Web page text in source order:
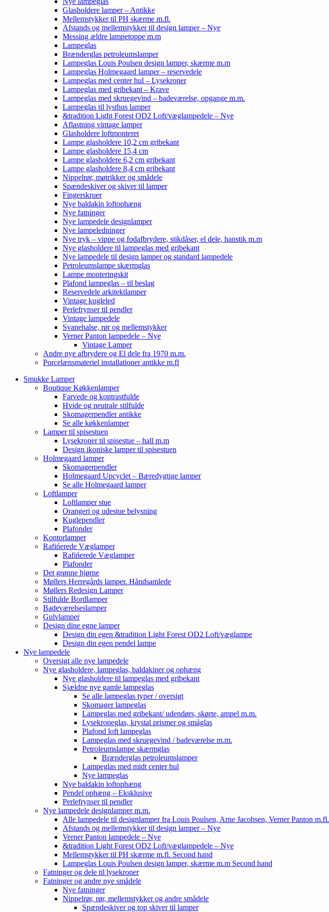
Glasholdere lamper – Antikke
Mellemstykker til PH skærme m.fl.
Afstands og mellemstykker til design lamper – Nye
Messing ældre lampetoppe m.m
Lampeglas
Brænderglas petroleumslamper
Lampeglas Louis Poulsen design lamper, skærme m.m
Lampeglas Holmegaard lamper – reservedele
Lampeglas med center hul – Lysekroner
Lampeglas med gribekant – Krave
Lampeglas med skruegevind – badeværelse, opgange m.m.
Lampeglas til lysthus lamper
&tradition Light Forest OD2 Loft/væglampedele – Nye
Aflastning vintage lamper
Glasholdere loftmonteret
Lampe glasholdere 10,2 cm gribekant
Lampe glasholdere 15,4 cm
Lampe glasholdere 6,2 cm gribekant
Lampe glasholdere 8,4 cm gribekant
Nippelrør, møtrikker og smådele
Spændeskiver og skiver til lamper
Fingerskruer
Nye baldakin loftophæng
Nye fatninger
Nye lampedele designlamper
Nye lampeledninger
Nye tryk – vippe og fodafbrydere, stikdåser, el dele, hanstik m.m
Nye glasholdere til lampeglas med gribekant
Nye lampedele til design lamper og standard lampedele
Petroleumslampe skærmglas
Lampe monteringskit
Plafond lampeglas – til beslag
Reservedele arkitektlamper
Vintage kugleled
Perlefrynser til pendler
Vintage lampedele
Svanehalse, rør og mellemstykker
Verner Panton lampedele – Nye
Vintage Lamper
Andre nye afbrydere og El dele fra 1970 m.m.
Porcelænsmateriel installationer antikke m.fl
Smukke Lamper
Boutique Køkkenlamper
Farvede og kontrastfulde
Hvide og neutrale stilfulde
Skomagerpendler antikke
Se alle køkkenlamper
Lamper til spisestuen
Lysekroner til spisestue – hall m.m
Design ikoniske lamper til spisestuen
Holmegaard lamper
Skomagerpendler
Holmegaard Upcyclet – Bæredygtige lamper
Se alle Holmegaard lamper
Loftlamper
Loftlamper stue
Orangeri og udestue belysning
Kuglependler
Plafonder
Kontorlamper
Rafińerede Væglamper
Rafińerede Væglamper
Plafonder
Det grønne hjørne
Møllers Herregårds lamper. Håndsamlede
Møllers Redesign Lamper
Stilfulde Bordlamper
Badeværelseslamper
Gulvlamper
Design dine egne lamper
Design din egen &tradition Light Forest OD2 Loft/væglampe
Design din egen pendel lampe
Nye lampedele
Oversigt alle nye lampedele
Nye glasholdere, lampeglas, baldakiner og ophæng
Nye glasholdere til lampeglas med gribekant
Sjældne nye gamle lampeglas
Se alle lampeglas typer / oversigt
Skomager lampeglas
Lampeglas med gribekant/ udendørs, skørte, ampel m.m.
Lysekroneglas, krystal prismer og småglas
Plafond loft lampeglas
Lampeglas med skruegevind / badeværelse m.m.
Petroleumslampe skærmglas
Brænderglas petroleumslamper
Lampeglas med midt center hul
Nye lampeglas
Nye baldakin loftophæng
Pendel ophæng – Eksklusive
Perlefrynser til pendler
Nye lampedele designlamper m.m.
Alle lampedele til designlamper fra Louis Poulsen, Arne Jacobsen, Verner Panton m.fl.
Afstands og mellemstykker til design lamper – Nye
Verner Panton lampedele – Nye
&tradition Light Forest OD2 Loft/væglampedele – Nye
Mellemstykker til PH skærme m.fl. Second hand
Lampeglas Louis Poulsen design lamper, skærme m.m Second hand
Fatninger og dele til lysekroner
Fatninger og andre nye smådele
Nye fatninger
Nippelrør, rør, mellemstykker og andre smådele
Spændeskiver og top skiver til lamper